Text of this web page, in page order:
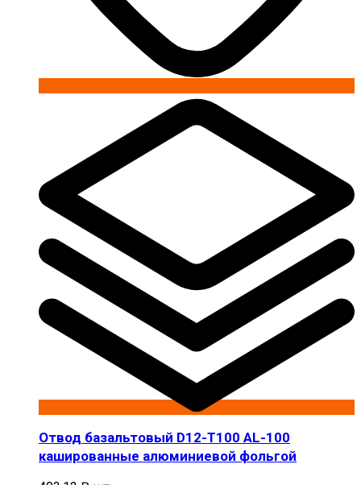
Отвод базальтовый D12-T100 AL-100
кашированные алюминиевой фольгой